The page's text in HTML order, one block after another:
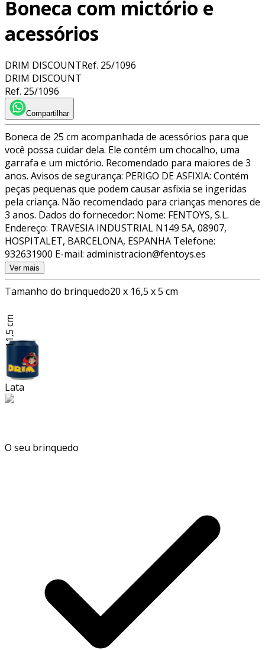
Boneca com mictório e
acessórios
DRIM DISCOUNTRef. 25/1096
DRIM DISCOUNT
Ref. 25/1096
Compartilhar
Boneca de 25 cm acompanhada de acessórios para que
você possa cuidar dela. Ele contém um chocalho, uma
garrafa e um mictório. Recomendado para maiores de 3
anos. Avisos de segurança: PERIGO DE ASFIXIA: Contém
peças pequenas que podem causar asfixia se ingeridas
pela criança. Não recomendado para crianças menores de
3 anos. Dados do fornecedor: Nome: FENTOYS, S.L.
Endereço: TRAVESIA INDUSTRIAL N149 5A, 08907,
HOSPITALET, BARCELONA, ESPANHA Telefone:
932631900 E-mail: administracion@fentoys.es
Ver mais
Tamanho do brinquedo20 x 16,5 x 5 cm
11,5 cm
Lata
O seu brinquedo